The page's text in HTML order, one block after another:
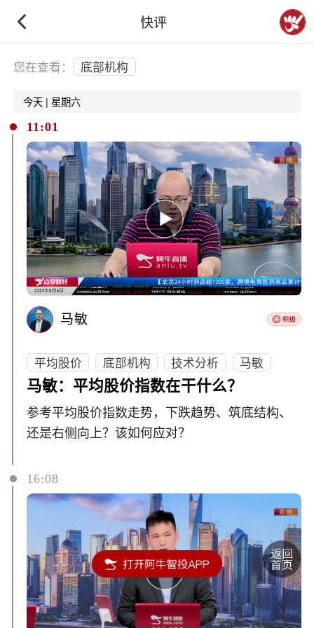
快评
下拉刷新
您在查看： 底部机构
今天 | 星期六
11:01
马敏
平均股价 底部机构 技术分析
马敏
马敏：平均股价指数在干什么？
参考平均股价指数走势，下跌趋势、筑底结构、
还是右侧向上？该如何应对？
16:08